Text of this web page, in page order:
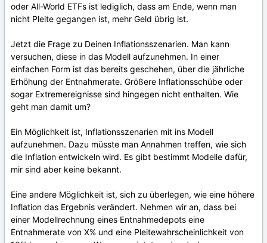
oder All-World ETFs ist lediglich, dass am Ende, wenn man
nicht Pleite gegangen ist, mehr Geld übrig ist.
Jetzt die Frage zu Deinen Inflationsszenarien. Man kann
versuchen, diese in das Modell aufzunehmen. In einer
einfachen Form ist das bereits geschehen, über die jährliche
Erhöhung der Entnahmerate. Größere Inflationsschübe oder
sogar Extremereignisse sind hingegen nicht enthalten. Wie
geht man damit um?
Ein Möglichkeit ist, Inflationsszenarien mit ins Modell
aufzunehmen. Dazu müsste man Annahmen treffen, wie sich
die Inflation entwickeln wird. Es gibt bestimmt Modelle dafür,
mir sind aber keine bekannt.
Eine andere Möglichkeit ist, sich zu überlegen, wie eine höhere
Inflation das Ergebnis verändert. Nehmen wir an, dass bei
einer Modellrechnung eines Entnahmedepots eine
Entnahmerate von X% und eine Pleitewahrscheinlichkeit von